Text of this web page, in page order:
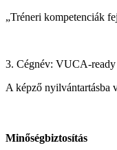
„Tréneri kompetenciák
3. Cégnév: VUCA-
A képző nyilvántartásba
Minőségbiztosítás